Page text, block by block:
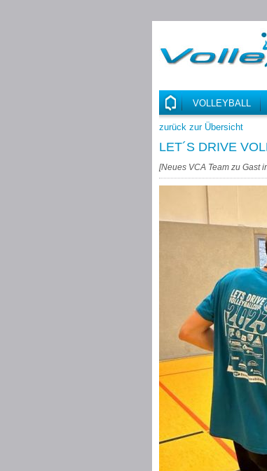
VOLLEYBALL
zurück zur Übersicht
LET´S DRIVE
[Neues VCA Team zu Gast